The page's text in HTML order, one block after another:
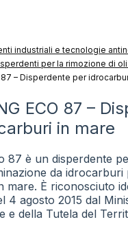
industriali e tecnologie
per la rimozione di
87 – Disperdente per
ECO 87 –
in mare
87 è un disperdente
da idrocarburi
mare. È riconosciuto
4 agosto 2015 dal
e della Tutela del